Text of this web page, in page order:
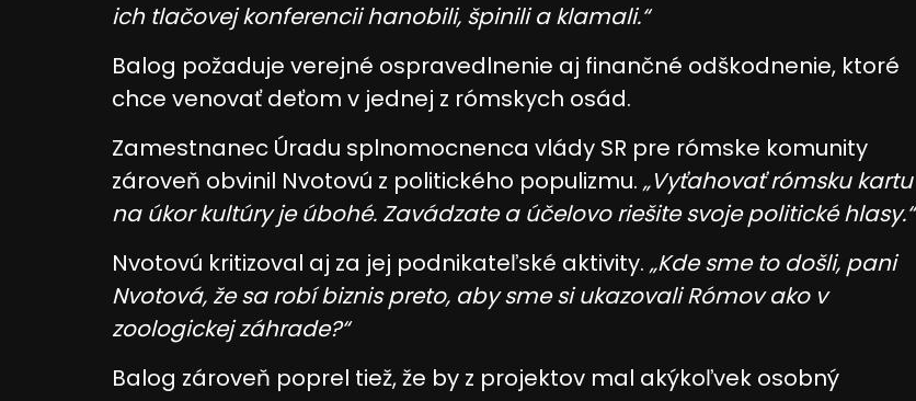
ich tlačovej konferencii hanobili, špinili a klamali.“
Balog požaduje verejné ospravedlnenie aj finančné odškodnenie, ktoré
chce venovať deťom v jednej z rómskych osád.
Zamestnanec Úradu splnomocnenca vlády SR pre rómske komunity
zároveň obvinil Nvotovú z politického populizmu. „Vyťahovať rómsku kartu
na úkor kultúry je úbohé. Zavádzate a účelovo riešite svoje politické hlasy.“
Nvotovú kritizoval aj za jej podnikateľské aktivity. „Kde sme to došli, pani
Nvotová, že sa robí biznis preto, aby sme si ukazovali Rómov ako v
zoologickej záhrade?“
Balog zároveň poprel tiež, že by z projektov mal akýkoľvek osobný